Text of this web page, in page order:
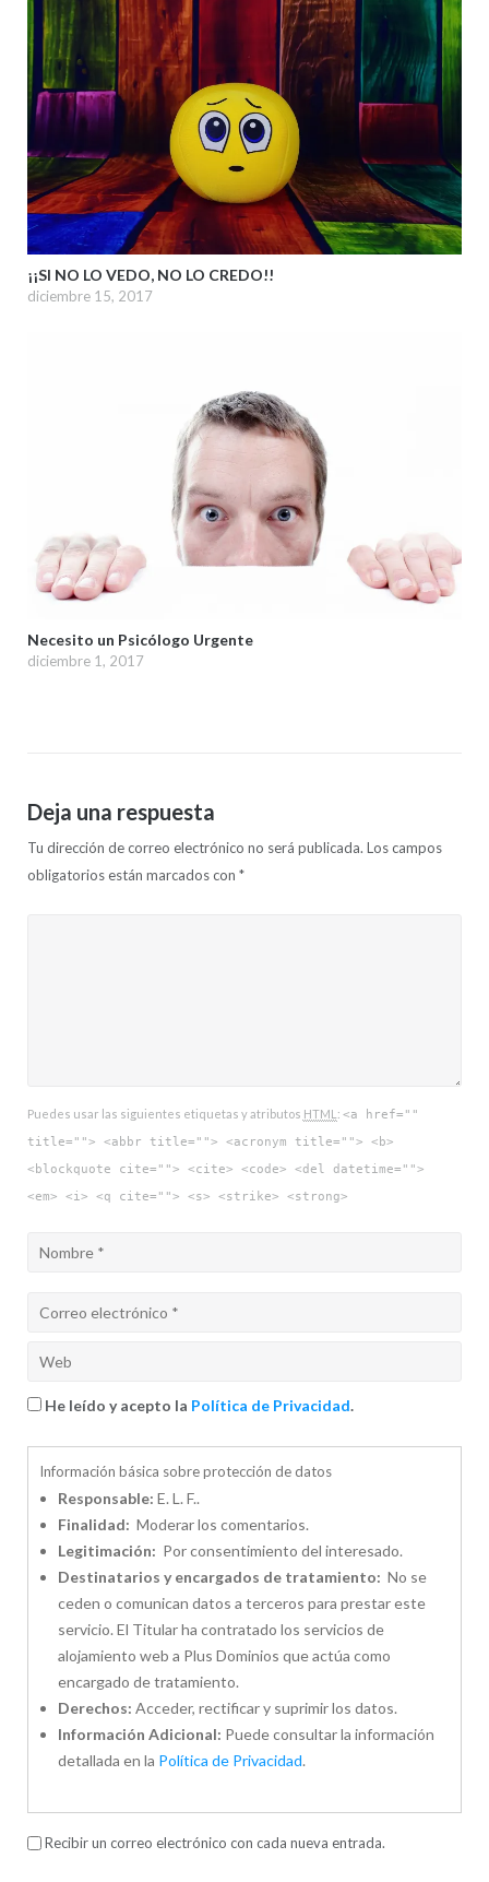
¡¡SI NO LO VEDO, NO LO CREDO!!
diciembre 15, 2017
Necesito un Psicólogo Urgente
diciembre 1, 2017
Deja una respuesta
Tu dirección de correo electrónico no será publicada. Los campos
obligatorios están marcados con *
Puedes usar las siguientes etiquetas y atributos HTML : <a href=""
title=""> <abbr title=""> <acronym title=""> <b>
<blockquote cite=""> <cite> <code> <del datetime="">
<em> <i> <q cite=""> <s> <strike> <strong>
He leído y acepto la Política de Privacidad.
Información básica sobre protección de datos
Responsable: E. L. F..
Finalidad: Moderar los comentarios.
Legitimación: Por consentimiento del interesado.
Destinatarios y encargados de tratamiento: No se
ceden o comunican datos a terceros para prestar este
servicio. El Titular ha contratado los servicios de
alojamiento web a Plus Dominios que actúa como
encargado de tratamiento.
Derechos: Acceder, rectificar y suprimir los datos.
Información Adicional: Puede consultar la información
detallada en la Política de Privacidad.
Recibir un correo electrónico con cada nueva entrada.